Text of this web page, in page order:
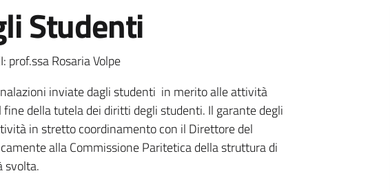
Studenti
prof.ssa Rosaria Volpe
inviate dagli studenti in merito alle attività
della tutela dei diritti degli studenti. Il garante degli
in stretto coordinamento con il Direttore del
alla Commissione Paritetica della struttura di
svolta.